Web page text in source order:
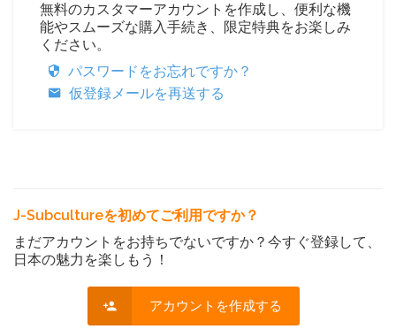
無料のカスタマーアカウントを作成し、便利な機
能やスムーズな購入手続き、限定特典をお楽しみ
ください。
パスワードをお忘れですか？
仮登録メールを再送する
J-Subcultureを初めてご利用ですか？
まだアカウントをお持ちでないですか？今すぐ登録して、
日本の魅力を楽しもう！
アカウントを作成する